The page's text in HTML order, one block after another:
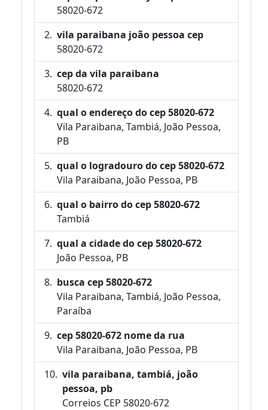
58020-672
vila paraibana joão pessoa cep
58020-672
cep da vila paraibana
58020-672
qual o endereço do cep 58020-672
Vila Paraibana, Tambiá, João Pessoa,
PB
qual o logradouro do cep 58020-672
Vila Paraibana, João Pessoa, PB
qual o bairro do cep 58020-672
Tambiá
qual a cidade do cep 58020-672
João Pessoa, PB
busca cep 58020-672
Vila Paraibana, Tambiá, João Pessoa,
Paraíba
cep 58020-672 nome da rua
Vila Paraibana, João Pessoa, PB
vila paraibana, tambiá, joão
pessoa, pb
Correios CEP 58020-672